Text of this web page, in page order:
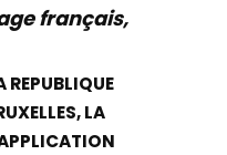
français,
REPUBLIQUE
LA